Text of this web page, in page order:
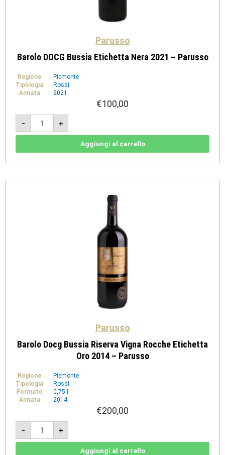
Parusso
Barolo DOCG Bussia Etichetta Nera 2021 – Parusso
Regione
Piemonte
Tipologia
Rossi
Annata
2021
€100,00
-
Barolo
DOCG
Bussia
Etichetta
Parusso
+
Aggiungi al carrello
Parusso
Barolo Docg Bussia Riserva Vigna Rocche Etichetta
Oro 2014 – Parusso
Regione
Piemonte
Tipologia
Rossi
Formato
0,75 l
Annata
2014
€200,00
-
Barolo
Docg
Bussia
Riserva
+
Aggiungi al carrello